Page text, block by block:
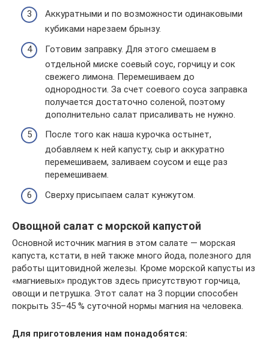
Аккуратными и по возможности одинаковыми
кубиками нарезаем брынзу.
Готовим заправку. Для этого смешаем в
отдельной миске соевый соус, горчицу и сок
свежего лимона. Перемешиваем до
однородности. За счет соевого соуса заправка
получается достаточно соленой, поэтому
дополнительно салат присаливать не нужно.
После того как наша курочка остынет,
добавляем к ней капусту, сыр и аккуратно
перемешиваем, заливаем соусом и еще раз
перемешиваем.
Сверху присыпаем салат кунжутом.
Овощной салат с морской капустой
Основной источник магния в этом салате — морская
капуста, кстати, в ней также много йода, полезного для
работы щитовидной железы. Кроме морской капусты из
«магниевых» продуктов здесь присутствуют горчица,
овощи и петрушка. Этот салат на 3 порции способен
покрыть 35–45 % суточной нормы магния на человека.
Для приготовления нам понадобятся: